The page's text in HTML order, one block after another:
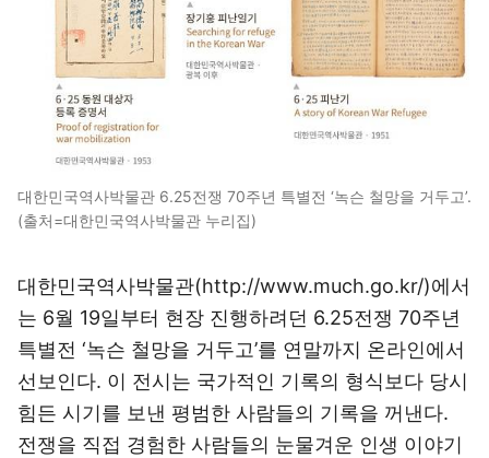
대한민국역사박물관 6.25전쟁 70주년 특별전 ‘녹슨 철망을 거두고’.
(출처=대한민국역사박물관 누리집)
대한민국역사박물관(http://www.much.go.kr/)에서
는 6월 19일부터 현장 진행하려던 6.25전쟁 70주년
특별전 ‘녹슨 철망을 거두고’를 연말까지 온라인에서
선보인다. 이 전시는 국가적인 기록의 형식보다 당시
힘든 시기를 보낸 평범한 사람들의 기록을 꺼낸다.
전쟁을 직접 경험한 사람들의 눈물겨운 인생 이야기